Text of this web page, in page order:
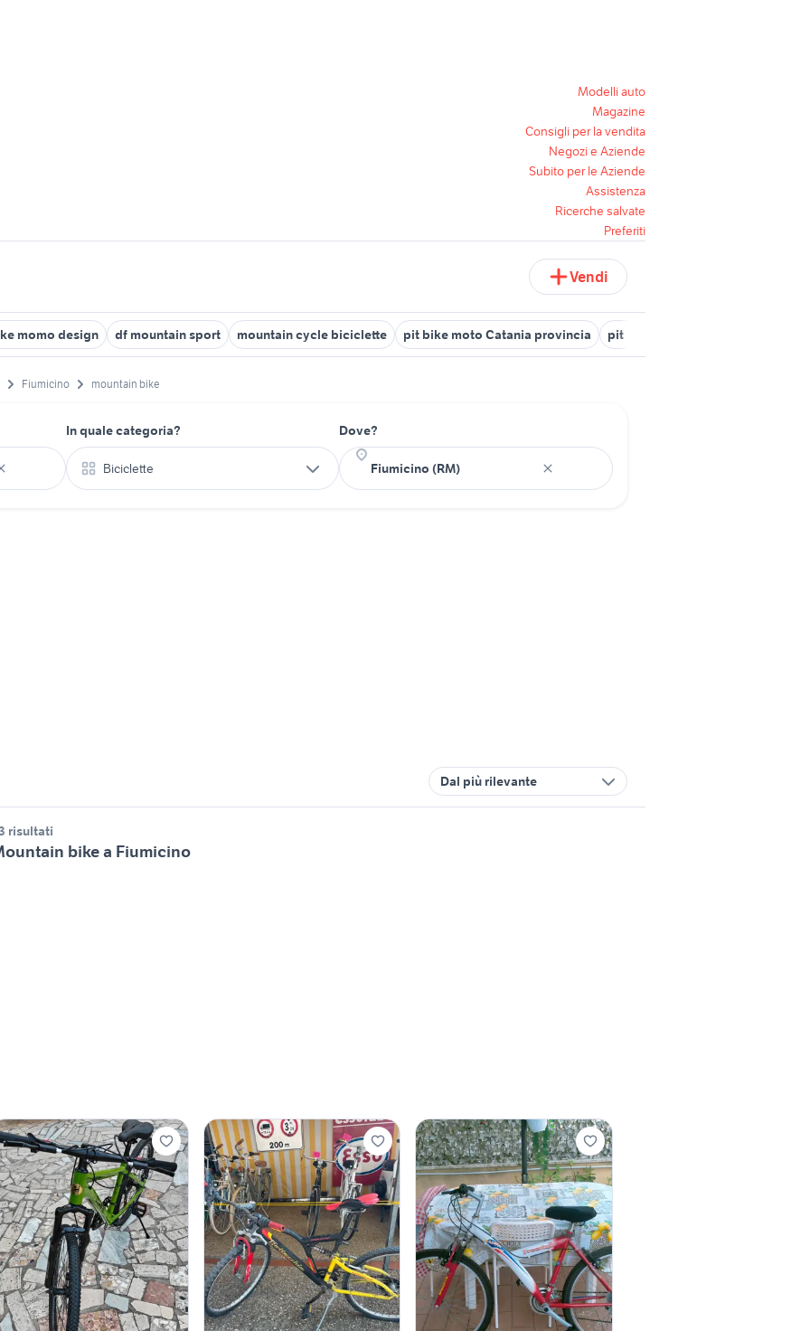
Modelli auto
Magazine
Consigli per la vendita
Negozi e Aziende
Subito per le Aziende
Assistenza
Ricerche salvate
Preferiti
Vendi
momo design df mountain sport mountain cycle biciclette pit bike moto Catania provincia pit bike a vicenza e provincia
Fiumicino mountain bike
In quale categoria?
Biciclette
Dove?
Dal più rilevante
risultati
bike a Fiumicino